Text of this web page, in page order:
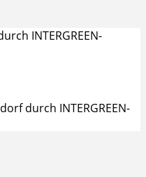
INTERGREEN-
durch INTERGREEN-